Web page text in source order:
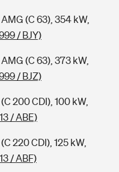
(C 63), 354 kW,
/ BJY)
(C 63), 373 kW,
/ BJZ)
200 CDI), 100 kW,
/ ABE)
220 CDI), 125 kW,
/ ABF)